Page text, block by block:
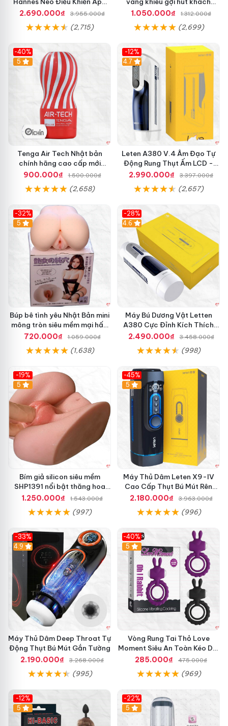
Kích Thích
2.690.000₫ 3.955.000₫
(2,715)
hàng nam
1.050.000₫ 1.312.000₫
(2,699)
-40%
Hot
5
Tenga Air Tech Nhật bản
chính hãng cao cấp mới
nguyên seal giá tốt
900.000₫ 1.500.000₫
(2,658)
-12%
Hot
4.7
Leten A380 V.4 Âm Đạo Tự
Động Rung Thụt Ấm LCD -
Cực Phê
2.990.000₫ 3.397.000₫
(2,657)
-32%
Hot
5
Búp bê tình yêu Nhật Bản mini
mông tròn siêu mềm mại hấp
dẫn
720.000₫ 1.059.000₫
(1,638)
-28%
Hot
4.6
Máy Bú Dương Vật Letten
A380 Cực Đỉnh Kích Thích
Mạnh Mẽ
2.490.000₫ 3.458.000₫
(998)
-19%
Hot
5
Bím giả silicon siêu mềm
SHP1391 nổi bật thăng hoa
hoàn hảo
1.250.000₫ 1.543.000₫
(997)
-45%
Hot
5
Máy Thủ Dâm Leten X9-IV
Cao Cấp Thụt Bú Mút Rên
Tỏa Nhiệt Sạc Pin
2.180.000₫ 3.963.000₫
(996)
-33%
Hot
4.9
Máy Thủ Dâm Deep Throat Tự
Động Thụt Bú Mút Gắn Tường
2.190.000₫
3.268.000₫
(995)
-40%
5
Vòng Rung Tai Thỏ Love
Moment Siêu An Toàn Kéo Dài
Thời Gian
285.000₫ 475.000₫
(969)
-12%
Hot
5
-22%
5